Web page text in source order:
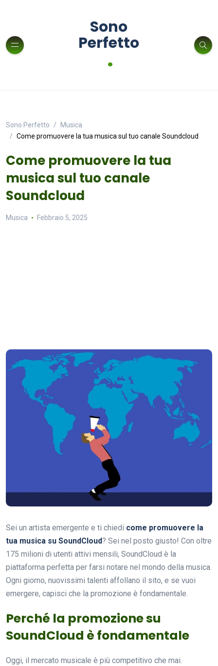
Sono
Perfetto
.
Sono Perfetto
Musica
Come promuovere la tua musica sul tuo canale Soundcloud
Come promuovere la tua
musica sul tuo canale
Soundcloud
Musica Febbraio 5, 2025
Sei un artista emergente e ti chiedi come promuovere la
tua musica su SoundCloud? Sei nel posto giusto! Con oltre
175 milioni di utenti attivi mensili, SoundCloud è la
piattaforma perfetta per farsi notare nel mondo della musica.
Ogni giorno, nuovissimi talenti affollano il sito, e se vuoi
emergere, capisci che la promozione è fondamentale.
Perché la promozione su
SoundCloud è fondamentale
Oggi, il mercato musicale è più competitivo che mai.